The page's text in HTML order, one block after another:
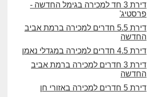
דירת 3 חד למכירה בגימל החדשה -
פרסטיג'
דירת 5.5 חדרים למכירה ברמת אביב
החדשה
דירת 4.5 חדרים למכירה במגדלי נאמן
דירת 3 חדרים למכירה ברמת אביב
החדשה
דירת 5 חדרים למכירה באזורי חן